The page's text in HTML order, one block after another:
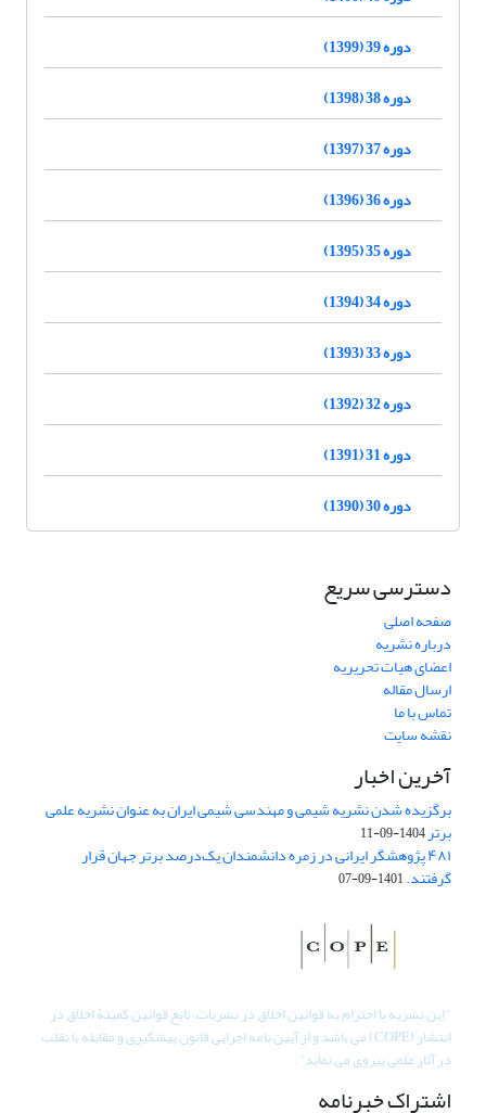
دوره 39 (1399)
دوره 38 (1398)
دوره 37 (1397)
دوره 36 (1396)
دوره 35 (1395)
دوره 34 (1394)
دوره 33 (1393)
دوره 32 (1392)
دوره 31 (1391)
دوره 30 (1390)
دسترسی سریع
صفحه اصلی
درباره نشریه
اعضای هیات تحریریه
ارسال مقاله
تماس با ما
نقشه سایت
آخرین اخبار
برگزیده شدن نشریه شیمی و مهندسی شیمی ایران به عنوان نشریه علمی
برتر1404-09-11
۴۸۱ پژوهشگر ایرانی در زمره دانشمندان یک‌درصد برتر جهان قرار
گرفتند.1401-09-07
"این نشریه با احترام به قوانین اخلاق در نشریات، تابع قوانین کمیتۀ اخلاق در
انتشار (COPE) می باشد و از آیین نامه اجرایی قانون پیشگیری و مقابله با تقلب
در آثار علمی پیروی می نماید".
اشتراک خبرنامه